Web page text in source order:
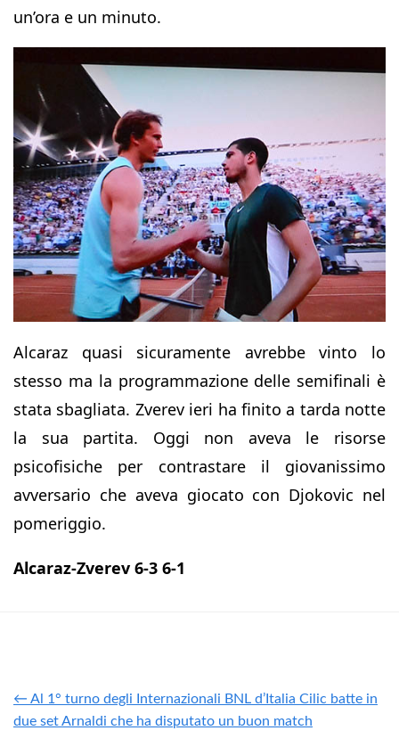
un’ora e un minuto.
Alcaraz quasi sicuramente avrebbe vinto lo
stesso ma la programmazione delle semifinali è
stata sbagliata. Zverev ieri ha finito a tarda notte
la sua partita. Oggi non aveva le risorse
psicofisiche per contrastare il giovanissimo
avversario che aveva giocato con Djokovic nel
pomeriggio.
Alcaraz-Zverev 6-3 6-1
← Al 1° turno degli Internazionali BNL d’Italia Cilic batte in
due set Arnaldi che ha disputato un buon match